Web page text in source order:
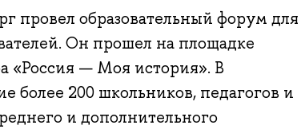
образовательный форум для
Он прошел на площадке
«Россия — Моя история». В
более 200 школьников, педагогов и
и дополнительного